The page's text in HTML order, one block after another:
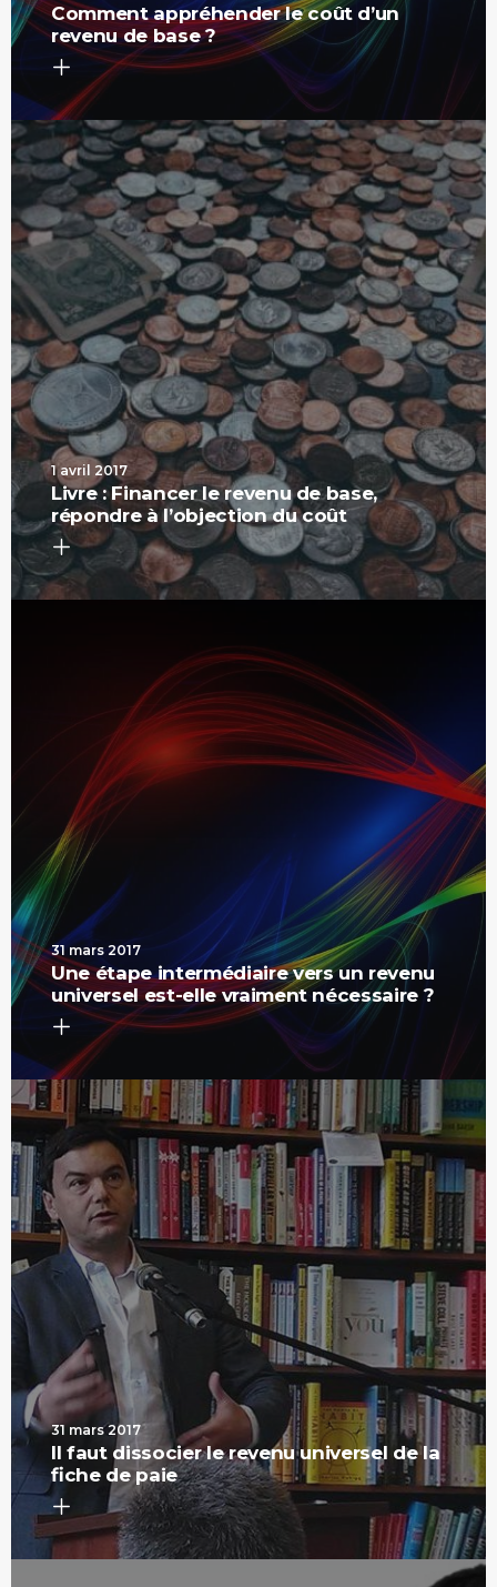
Comment appréhender le coût d’un
revenu de base ?
1 avril 2017
Livre : Financer le revenu de base,
répondre à l’objection du coût
31 mars 2017
Une étape intermédiaire vers un revenu
universel est-elle vraiment nécessaire ?
31 mars 2017
Il faut dissocier le revenu universel de la
fiche de paie